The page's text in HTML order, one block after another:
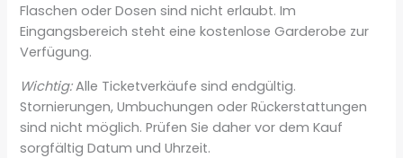
Flaschen oder Dosen sind nicht erlaubt. Im
Eingangsbereich steht eine kostenlose Garderobe zur
Verfügung.
Wichtig:Alle Ticketverkäufe sind endgültig.
Stornierungen, Umbuchungen oder Rückerstattungen
sind nicht möglich. Prüfen Sie daher vor dem Kauf
sorgfältig Datum und Uhrzeit.